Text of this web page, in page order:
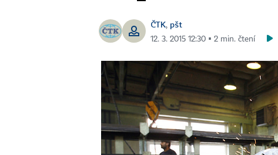
ČTK, pšt
12. 3. 2015 12:30 ▪ 2 min. čtení